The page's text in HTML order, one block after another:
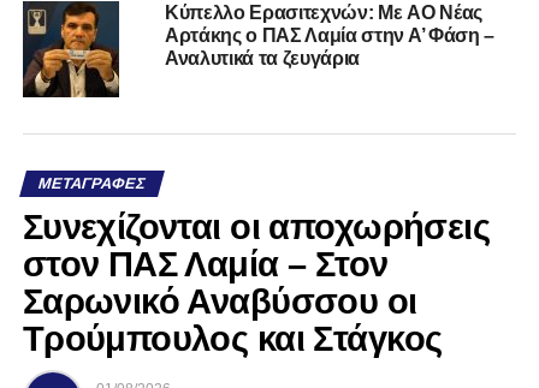
Kύπελλο Ερασιτεχνών: Με AO Nέας
Αρτάκης ο ΠΑΣ Λαμία στην Α’ Φάση –
Αναλυτικά τα ζευγάρια
ΜΕΤΑΓΡΑΦΈΣ
Συνεχίζονται οι αποχωρήσεις
στον ΠΑΣ Λαμία – Στον
Σαρωνικό Αναβύσσου οι
Τρούμπουλος και Στάγκος